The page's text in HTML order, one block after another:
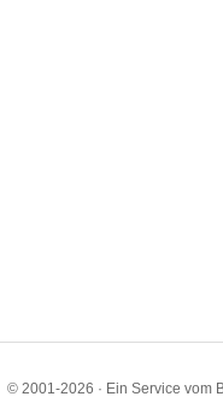
© 2001-2026 · Ein Service vom